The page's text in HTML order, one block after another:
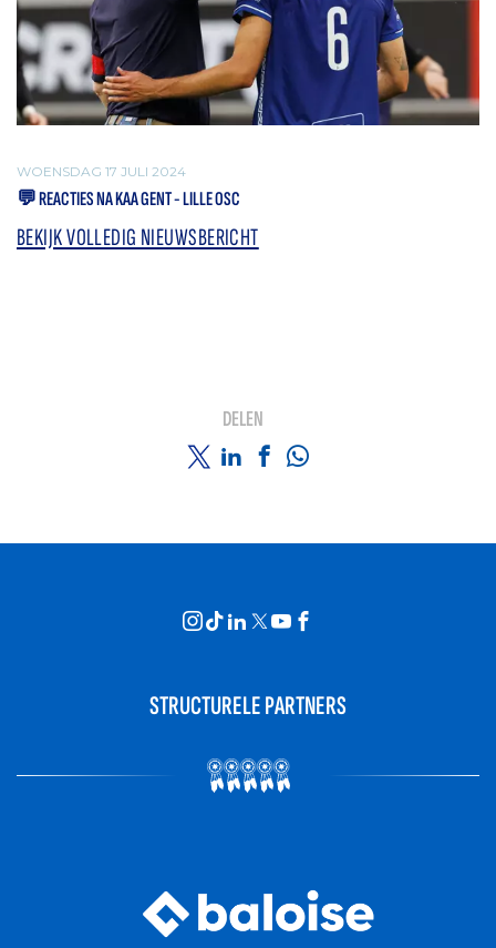
WOENSDAG 17 JULI 2024
💬 REACTIES NA KAA GENT - LILLE OSC
BEKIJK VOLLEDIG NIEUWSBERICHT
DELEN
STRUCTURELE PARTNERS